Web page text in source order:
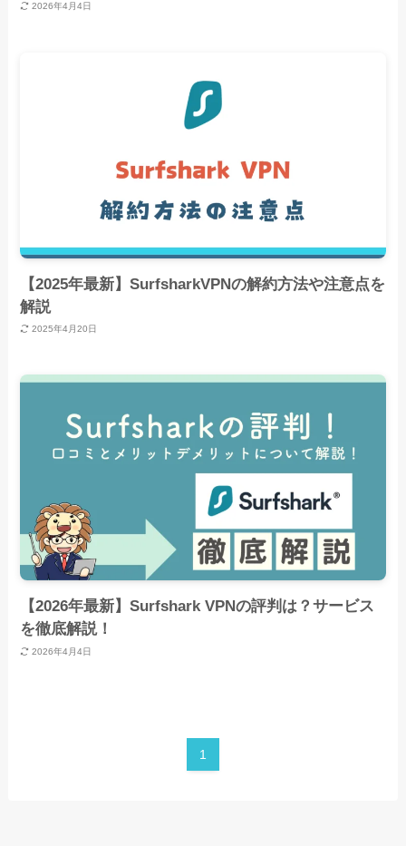
2026年4月4日
【2025年最新】SurfsharkVPNの解約方法や注意点を
解説
2025年4月20日
【2026年最新】Surfshark VPNの評判は？サービス
を徹底解説！
2026年4月4日
1